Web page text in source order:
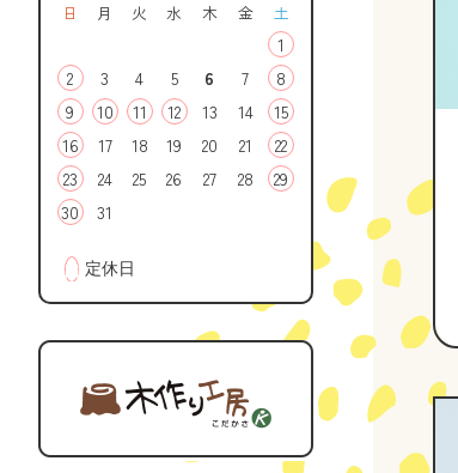
日 月 火 水 木 金 土
1
2
3 4 5 6 7
8
9
10 11 12 13 14
15
16
17 18 19 20 21
22
23
24 25 26 27 28
29
30
31
■ 定休日